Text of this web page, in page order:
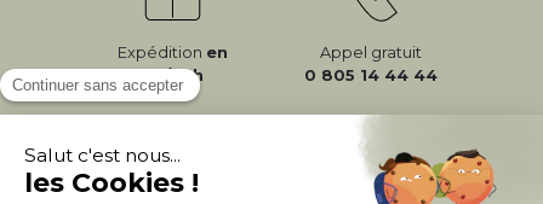
Expédition en
24/72h
Appel gratuit
0 805 14 44 44